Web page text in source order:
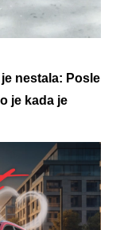
nestala: Posle
je kada je